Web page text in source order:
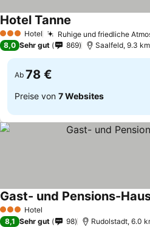
3 SterneHotel Ruhige und friedliche
Hotel Tanne
8,0 Sehr gut 869 Saalfeld, 9.3
Ab 78 €
Preise von 7 Websites
3 SterneHotel
Gast- und Pensions-
8,1 Sehr gut 98 Rudolstadt, 6.0